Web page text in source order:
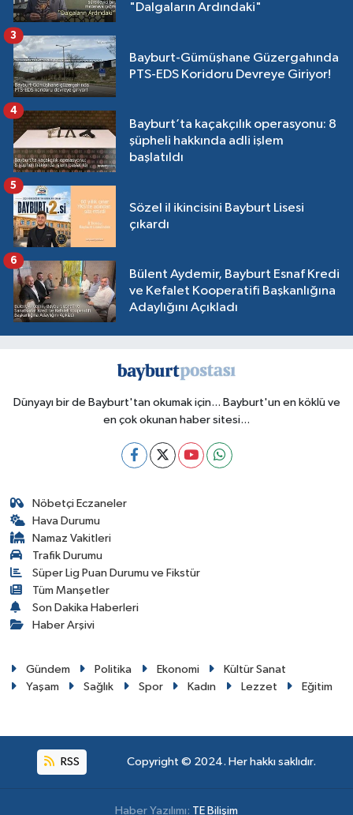
"Dalgaların Ardındaki"
Bayburt-Gümüşhane Güzergahında
PTS-EDS Koridoru Devreye Giriyor!
3
Bayburt’ta kaçakçılık operasyonu: 8
şüpheli hakkında adli işlem
başlatıldı
4
Sözel il ikincisini Bayburt Lisesi
çıkardı
5
Bülent Aydemir, Bayburt Esnaf Kredi
ve Kefalet Kooperatifi Başkanlığına
Adaylığını Açıkladı
6
Dünyayı bir de Bayburt'tan okumak için... Bayburt'un en köklü ve
en çok okunan haber sitesi...
Nöbetçi Eczaneler
Hava Durumu
Namaz Vakitleri
Trafik Durumu
Süper Lig Puan Durumu ve Fikstür
Tüm Manşetler
Son Dakika Haberleri
Haber Arşivi
Gündem Politika Ekonomi
Kültür Sanat
Yaşam
Sağlık Spor Kadın Lezzet Eğitim
RSS Copyright © 2024. Her hakkı saklıdır.
Haber Yazılımı: TE Bilişim